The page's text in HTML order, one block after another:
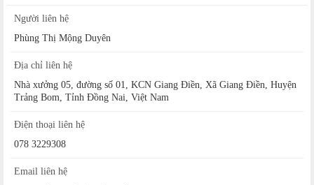
Người liên hệ
Phùng Thị Mộng Duyên
Địa chỉ liên hệ
Nhà xưởng 05, đường số 01, KCN Giang Điền, Xã Giang Điền, Huyện
Trảng Bom, Tỉnh Đồng Nai, Việt Nam
Điện thoại liên hệ
078 3229308
Email liên hệ